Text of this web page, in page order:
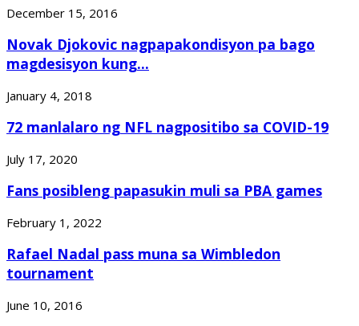
December 15, 2016
Novak Djokovic nagpapakondisyon pa bago
magdesisyon kung...
January 4, 2018
72 manlalaro ng NFL nagpositibo sa COVID-19
July 17, 2020
Fans posibleng papasukin muli sa PBA games
February 1, 2022
Rafael Nadal pass muna sa Wimbledon
tournament
June 10, 2016